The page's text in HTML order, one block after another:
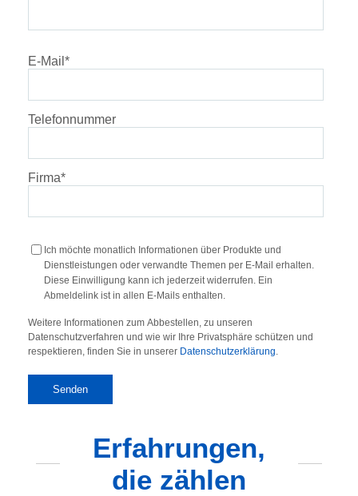
E-Mail *
Telefonnummer
Firma*
Ich möchte monatlich Informationen über Produkte und
Dienstleistungen oder verwandte Themen per E-Mail erhalten.
Diese Einwilligung kann ich jederzeit widerrufen. Ein
Abmeldelink ist in allen E-Mails enthalten.
Weitere Informationen zum Abbestellen, zu unseren
Datenschutzverfahren und wie wir Ihre Privatsphäre schützen und
respektieren, finden Sie in unserer Datenschutzerklärung.
Erfahrungen,
die zählen